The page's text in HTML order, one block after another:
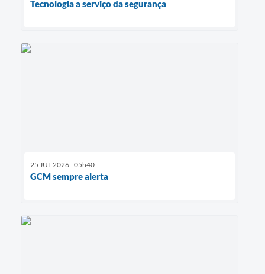
Tecnologia a serviço da segurança
25 JUL 2026 - 05h40
GCM sempre alerta